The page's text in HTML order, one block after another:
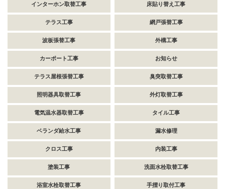
インターホン取替工事 床貼り替え工事
テラス工事 網戸張替工事
波板張替工事 外構工事
カーポート工事 お知らせ
テラス屋根張替工事 臭突取替工事
照明器具取替工事 外灯取替工事
電気温水器取替工事 タイル工事
ベランダ給水工事 漏水修理
クロス工事 内装工事
塗装工事 洗面水栓取替工事
浴室水栓取替工事 手摺り取付工事